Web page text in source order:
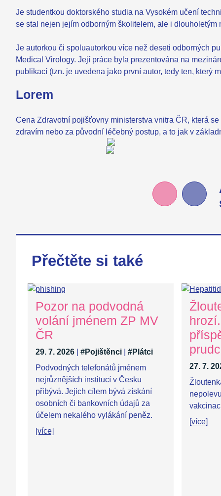
Je studentkou doktorského studia na Vysokém učení
se stal nejen jejím odborným školitelem, ale i
Je autorkou či spoluautorkou více než deseti odborných
Medical Virology. Její práce byla prezentována na
publikací (tzn. je uvedena jako první autor, tedy ten,
Lorem
Cena Zdravotní pojišťovny ministerstva vnitra ČR, která
zdravím nebo za původní léčebný postup, a to jak v
Přečtěte si také
Pozor na podvodná
volání jménem ZP MV
ČR
29. 7. 2026 #Pojištěnci
#Plátci
Podvodných telefonátů jménem
nejrůznějších institucí v Česku
přibývá. Jejich cílem bývá získání
osobních či bankovních údajů za
účelem nekalého vylákání peněz.
[více]
27. 7.
[více]